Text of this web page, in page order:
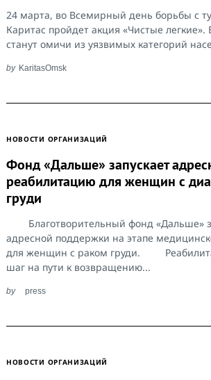
24 марта, во Всемирный день борьбы с
Каритас пройдет акция «Чистые легкие».
станут омичи из уязвимых категорий
by KaritasOmsk
НОВОСТИ ОРГАНИЗАЦИЙ
Фонд «Дальше» запускает
реабилитацию для женщин с
груди
Благотворительный фонд «Дальше»
адресной поддержки на этапе
для женщин с раком груди.
шаг на пути к возвращению...
by press
НОВОСТИ ОРГАНИЗАЦИЙ
Search
for: